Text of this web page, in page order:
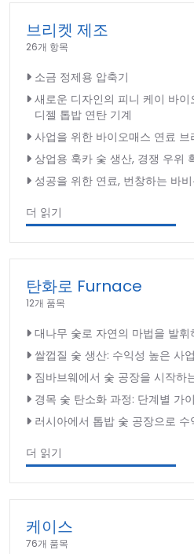
브리켓 제조
26개 항목
소금 정제용 압축기
새로운 디자인의 피니 케이 바
디젤 톱밥 연탄 기계
사업을 위한 바이오매스 연료
상업용 훅카 숯 생산, 경쟁 우위
성공을 위한 연료, 번창하는 바
더 읽기
탄화로 Furnace
12개 품목
대나무 숯로 자연의 마법을 발휘
쌀껍질 숯 생산: 수익성 높은 사
짐바브웨에서 숯 공장을 시작하
경목 숯 탄소화 과정: 단계별 가
러시아에서 톱밥 숯 공장으로
더 읽기
케이스
76개 품목